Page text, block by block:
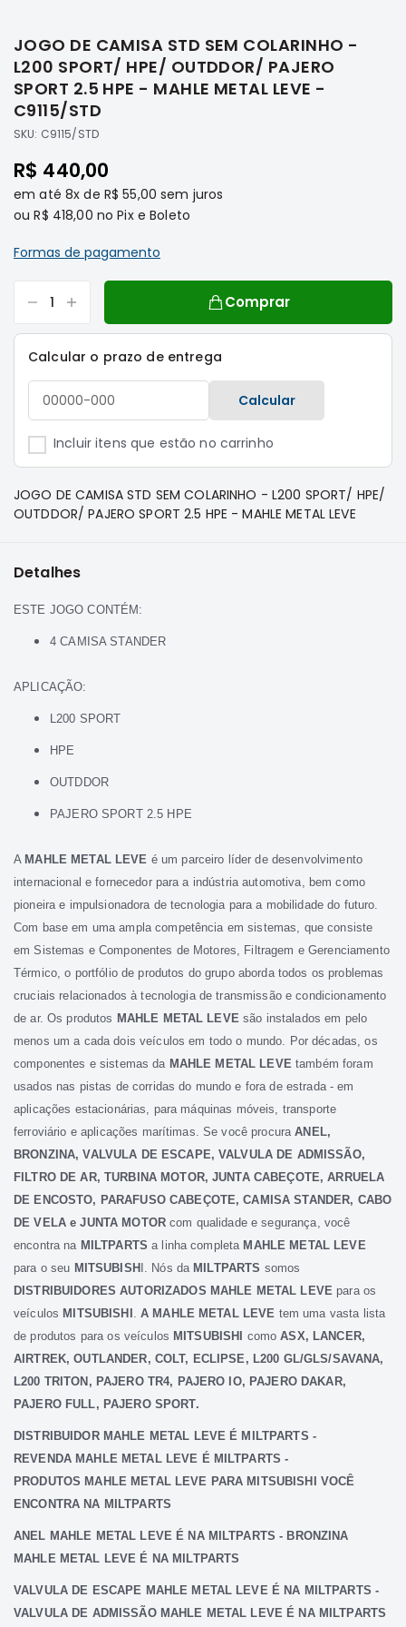
Transmissão
Elétrica
Freio
Filtros
Transmissão
Elétrica
Acessórios
L200
Motor
Freio
Acessórios
Freio
Filtros
Elétrica
Acessórios
L200
GL,
GLS
e
SPORT
Suspensão
Freio
Correias
Filtros
Transmissão
Elétrica
Acessórios
Pajero
Motor
Freio
Correias
Filtros
Câmbio
Elétrica
Lancer
Motor
Suspensão
Freio
o
início
da
Galeria
de
imagens
JOGO DE CAMISA STD SEM COLARINHO -
L200 SPORT/ HPE/ OUTDDOR/ PAJERO
SPORT 2.5 HPE - MAHLE METAL LEVE -
C9115/STD
SKU: C9115/STD
R$ 440,00
em até 8x de R$ 55,00 sem juros
ouR$ 418,00 no Pix e Boleto
Formas de pagamento
Comprar
Calcular o prazo de entrega
Calcular
Incluir itens que estão no carrinho
JOGO DE CAMISA STD SEM COLARINHO - L200 SPORT/ HPE/
OUTDDOR/ PAJERO SPORT 2.5 HPE - MAHLE METAL LEVE
Detalhes
ESTE JOGO CONTÉM:
4 CAMISA STANDER
APLICAÇÃO:
L200 SPORT
HPE
OUTDDOR
PAJERO SPORT 2.5 HPE
A MAHLE METAL LEVE é um parceiro líder de desenvolvimento
internacional e fornecedor para a indústria automotiva, bem como
pioneira e impulsionadora de tecnologia para a mobilidade do futuro.
Com base em uma ampla competência em sistemas, que consiste
em Sistemas e Componentes de Motores, Filtragem e Gerenciamento
Térmico, o portfólio de produtos do grupo aborda todos os problemas
cruciais relacionados à tecnologia de transmissão e condicionamento
de ar. Os produtos MAHLE METAL LEVEsão instalados em pelo
menos um a cada dois veículos em todo o mundo. Por décadas, os
componentes e sistemas da MAHLE METAL LEVEtambém foram
usados nas pistas de corridas do mundo e fora de estrada - em
aplicações estacionárias, para máquinas móveis, transporte
ferroviário e aplicações marítimas. Se você procuraANEL,
BRONZINA, VALVULA DE ESCAPE, VALVULA DE ADMISSÃO,
FILTRO DE AR, TURBINA MOTOR, JUNTA CABEÇOTE, ARRUELA
DE ENCOSTO, PARAFUSO CABEÇOTE, CAMISA STANDER, CABO
DE VELA e JUNTA MOTORcom qualidade e segurança, você
encontra na MILTPARTS a linha completa MAHLE METAL LEVE
para o seu MITSUBISH I. Nós da MILTPARTS somos
DISTRIBUIDORES AUTORIZADOS MAHLE METAL LEVE para os
veículos MITSUBISHI . A MAHLE METAL LEVE tem uma vasta lista
de produtos para os veículos MITSUBISHI comoASX, LANCER,
AIRTREK, OUTLANDER, COLT, ECLIPSE, L200 GL/GLS/SAVANA,
L200 TRITON, PAJERO TR4, PAJERO IO, PAJERO DAKAR,
PAJERO FULL, PAJERO SPORT.
DISTRIBUIDOR MAHLE METAL LEVE É MILTPARTS -
REVENDA MAHLE METAL LEVE É MILTPARTS -
PRODUTOS MAHLE METAL LEVE PARA MITSUBISHI VOCÊ
ENCONTRA NA MILTPARTS
ANEL MAHLE METAL LEVE É NA MILTPARTS - BRONZINA
MAHLE METAL LEVE É NA MILTPARTS
VALVULA DE ESCAPE MAHLE METAL LEVE É NA MILTPARTS -
VALVULA DE ADMISSÃO MAHLE METAL LEVE É NA MILTPARTS